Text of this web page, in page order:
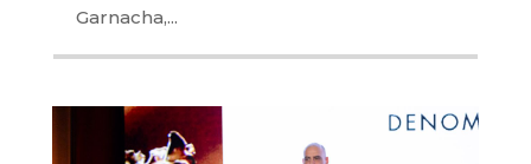
Garnacha,...